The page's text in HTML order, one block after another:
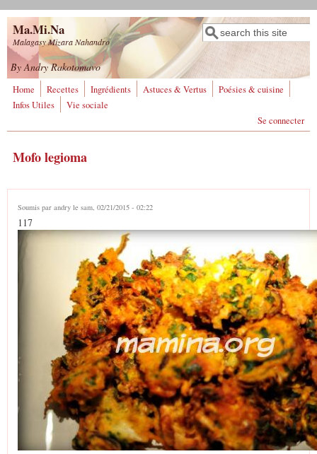
Aller au contenu principal
Ma.Mi.Na
Malagasy Mizara Nahandro
Formulaire de
recherche
Rechercher
By Andry Rakotomavo
Home Recettes Ingrédients Astuces & Vertus
Poésies & cuisine
Infos Utiles
Vie sociale
Se connecter
Mofo legioma
Soumis par andry le sam, 02/21/2015 - 02:22
117